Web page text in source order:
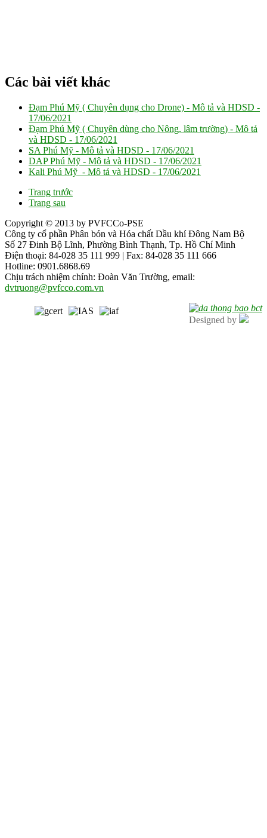
Các bài viết khác
Đạm Phú Mỹ ( Chuyên dụng cho Drone) - Mô tả và HDSD -
17/06/2021
Đạm Phú Mỹ ( Chuyên dùng cho Nông, lâm trường) - Mô tả
và HDSD - 17/06/2021
SA Phú Mỹ - Mô tả và HDSD - 17/06/2021
DAP Phú Mỹ - Mô tả và HDSD - 17/06/2021
Kali Phú Mỹ - Mô tả và HDSD - 17/06/2021
Trang trước
Trang sau
Copyright © 2013 by PVFCCo-PSE
Công ty cổ phần Phân bón và Hóa chất Dầu khí Đông Nam Bộ
Số 27 Đinh Bộ Lĩnh, Phường Bình Thạnh, Tp. Hồ Chí Minh
Điện thoại: 84-028 35 111 999 | Fax: 84-028 35 111 666
Hotline: 0901.6868.69
Chịu trách nhiệm chính: Đoàn Văn Trường, email:
dvtruong@pvfcco.com.vn
Designed by